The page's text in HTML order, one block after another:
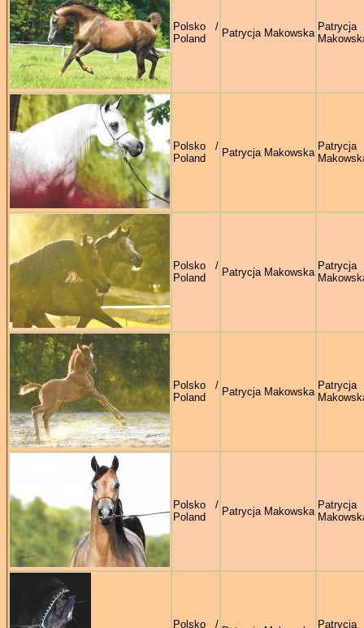
Polsko /
Poland
Patrycja Makowska
Patrycja
Polsko /
Poland
Patrycja Makowska
Patrycja
Polsko /
Poland
Patrycja Makowska
Patrycja
Polsko /
Poland
Patrycja Makowska
Patrycja
Polsko /
Poland
Patrycja Makowska
Patrycja
Polsko / Patrycja